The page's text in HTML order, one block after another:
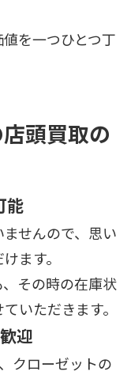
を一つひとつ丁
頭買取の
能
せんので、思い
ます。
その時の在庫状
いただきます。
迎
クローゼットの